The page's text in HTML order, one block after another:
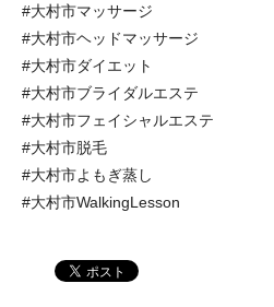
#大村市マッサージ
#大村市ヘッドマッサージ
#大村市ダイエット
#大村市ブライダルエステ
#大村市フェイシャルエステ
#大村市脱毛
#大村市よもぎ蒸し
#大村市WalkingLesson